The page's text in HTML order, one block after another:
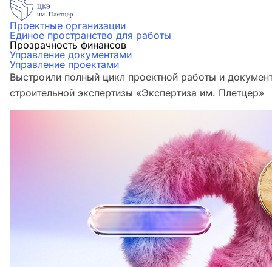
Проектные организации
Единое пространство для работы
Прозрачность финансов
Управление документами
Управление проектами
Выстроили полный цикл проектной работы и
строительной экспертизы «Экспертиза им. Плетцер»